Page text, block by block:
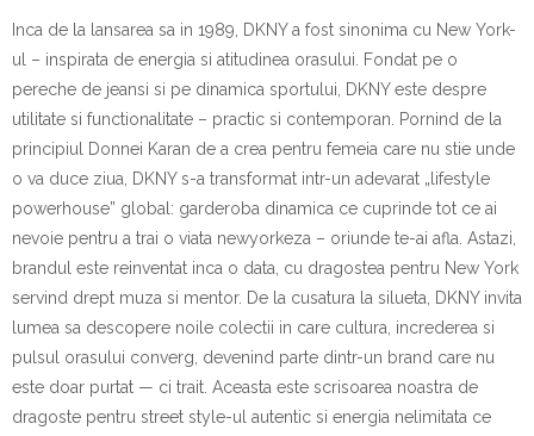
Inca de la lansarea sa in 1989, DKNY a fost sinonima cu New York-
ul – inspirata de energia si atitudinea orasului. Fondat pe o
pereche de jeansi si pe dinamica sportului, DKNY este despre
utilitate si functionalitate – practic si contemporan. Pornind de la
principiul Donnei Karan de a crea pentru femeia care nu stie unde
o va duce ziua, DKNY s-a transformat intr-un adevarat „lifestyle
powerhouse” global: garderoba dinamica ce cuprinde tot ce ai
nevoie pentru a trai o viata newyorkeza – oriunde te-ai afla. Astazi,
brandul este reinventat inca o data, cu dragostea pentru New York
servind drept muza si mentor. De la cusatura la silueta, DKNY invita
lumea sa descopere noile colectii in care cultura, increderea si
pulsul orasului converg, devenind parte dintr-un brand care nu
este doar purtat — ci trait. Aceasta este scrisoarea noastra de
dragoste pentru street style-ul autentic si energia nelimitata ce